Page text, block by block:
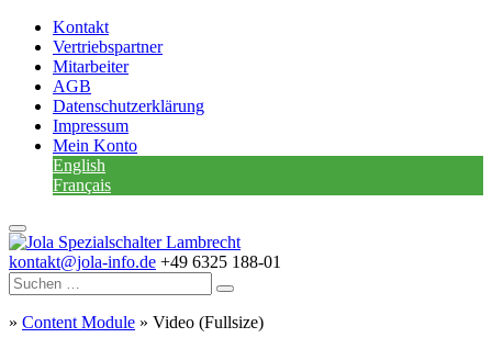
Kontakt
Vertriebspartner
Mitarbeiter
AGB
Datenschutzerklärung
Impressum
Mein Konto
English
Français
kontakt@jola-info.de +49 6325 188-01
» Content Module » Video (Fullsize)